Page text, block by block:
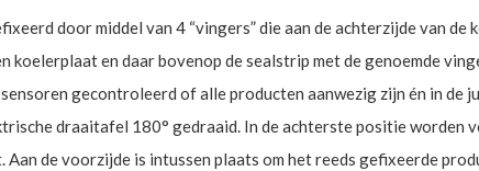
door middel van 4 “vingers” die aan de achterzijde van de
en daar bovenop de sealstrip met de genoemde
gecontroleerd of alle producten aanwezig zijn én in de
draaitafel 180° gedraaid. In de achterste positie worden
de voorzijde is intussen plaats om het reeds gefixeerde